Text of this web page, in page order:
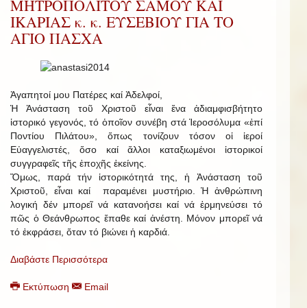
ΜΗΤΡΟΠΟΛΙΤΟΥ ΣΑΜΟΥ ΚΑΙ
ΙΚΑΡΙΑΣ κ. κ. ΕΥΣΕΒΙΟΥ ΓΙΑ ΤΟ
ΑΓΙΟ ΠΑΣΧΑ
Ἀγαπητοί μου Πατέρες καί Ἀδελφοί,
Ἡ Ἀνάσταση τοῦ Χριστοῦ εἶναι ἕνα ἀδιαμφισβήτητο
ἱστορικό γεγονός, τό ὁποῖον συνέβη στά Ἱεροσόλυμα «ἐπί
Ποντίου Πιλάτου», ὅπως τονίζουν τόσον οἱ ἱεροί
Εὐαγγελιστές, ὅσο καί ἄλλοι καταξιωμένοι ἱστορικοί
συγγραφεῖς τῆς ἐποχῆς ἐκείνης.
Ὅμως, παρά τήν ἱστορικότητά της, ἡ Ἀνάσταση τοῦ
Χριστοῦ, εἶναι καί παραμένει μυστήριο. Ἡ ἀνθρώπινη
λογική δέν μπορεῖ νά κατανοήσει καί νά ἑρμηνεύσει τό
πῶς ὁ Θεάνθρωπος ἔπαθε καί ἀνέστη. Μόνον μπορεῖ νά
τό ἐκφράσει, ὅταν τό βιώνει ἡ καρδιά.
Διαβάστε Περισσότερα
Εκτύπωση Email